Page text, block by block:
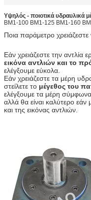
Υψηλός - ποιοτικά υδραυλικά
BM1-100 BM1-125 BM1-160
Ποια παράμετρο χρειάζεστε
Εάν χρειάζεστε την αντλία
εικόνα αντλιών και το
ελέγξουμε εύκολα.
Εάν χρειάζεστε τα μέρη
στείλετε το μέγεθος του
ελέγξουμε τα μέρη
αλλά θα είναι καλύτερο εάν
και της εικόνας αντλιών.